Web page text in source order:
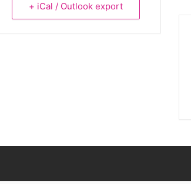
+ iCal / Outlook export